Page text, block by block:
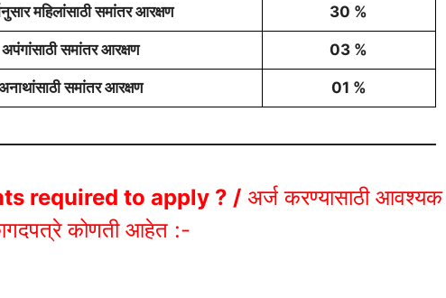
महिलांसाठी समांतर आरक्षण 30 %
अपंगांसाठी समांतर आरक्षण 03 %
समांतर आरक्षण 01 %
required to apply ? /अर्ज करण्यासाठी आवश्यक
कोणती आहेत :-